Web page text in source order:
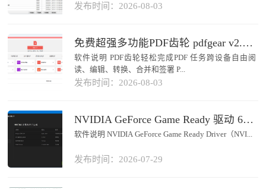
发布时间：2026-08-03
免费超强多功能PDF齿轮 pdfgear v2.1.18
软件说明 PDF齿轮轻松完成PDF 任务跨设备自由阅
读、编辑、转换、合并和签署 P...
发布时间：2026-08-03
NVIDIA GeForce Game Ready 驱动 610.88
软件说明 NVIDIA GeForce Game Ready Driver（NVI...
发布时间：2026-07-29